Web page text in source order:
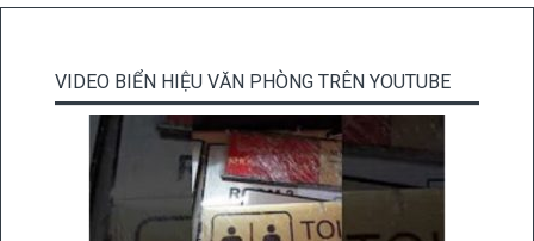
VIDEO BIỂN HIỆU VĂN PHÒNG TRÊN YOUTUBE